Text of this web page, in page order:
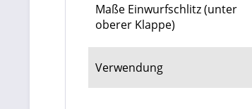
Maße Einwurfschlitz (unter
oberer Klappe)
Verwendung